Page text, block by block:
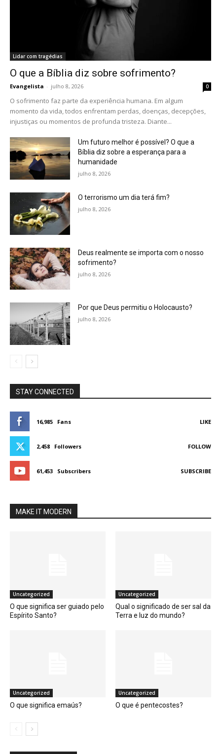
Lidar com tragédias
O que a Bíblia diz sobre sofrimento?
Evangelista - julho 8, 2026 0
O sofrimento faz parte da experiência humana. Em algum
momento da vida, todos enfrentam perdas, doenças, decepções,
injustiças ou momentos de profunda tristeza. Diante...
Um futuro melhor é possível? O que a
Bíblia diz sobre a esperança para a
humanidade
julho 8, 2026
O terrorismo um dia terá fim?
julho 8, 2026
Deus realmente se importa com o nosso
sofrimento?
julho 8, 2026
Por que Deus permitiu o Holocausto?
julho 8, 2026
STAY CONNECTED
16,985 Fans LIKE
2,458 Followers FOLLOW
61,453 Subscribers SUBSCRIBE
MAKE IT MODERN
Uncategorized
O que significa ser guiado pelo
Espírito Santo?
Uncategorized
Qual o significado de ser sal da
Terra e luz do mundo?
Uncategorized
O que significa emaús?
Uncategorized
O que é pentecostes?